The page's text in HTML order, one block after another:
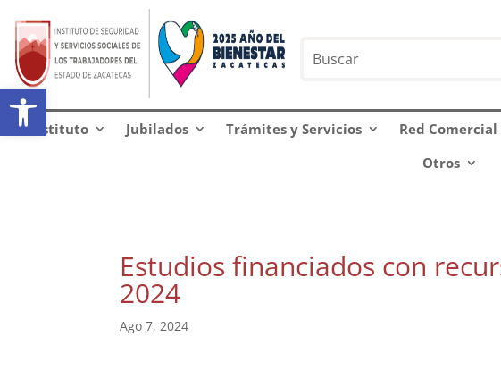
Abrir barra de herramientas
Instituto Jubilados Trámites y Servicios Red Comercial
Otros
Estudios financiados con
2024
Ago 7, 2024